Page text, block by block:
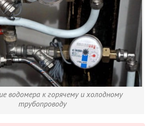
водомера к горячему и холодному
трубопроводу